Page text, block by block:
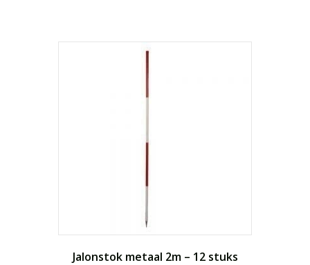
Jalonstok metaal 2m – 12 stuks